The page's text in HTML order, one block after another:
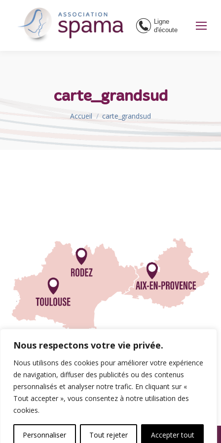
Nous respectons votre vie privée.
Nous utilisons des cookies pour améliorer votre expérience
de navigation, diffuser des publicités ou des contenus
personnalisés et analyser notre trafic. En cliquant sur «
Tout accepter », vous consentez à notre utilisation des
cookies.
Personnaliser Tout rejeter Accepter tout
Ligne
d'écoute
carte_grandsud
Vous êtes ici :
Accueil carte_grandsud
© SPAMA 2014 - 2026. Tous droits réservés.